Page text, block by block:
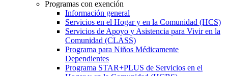
Programas con exención
Información general
Servicios en el Hogar y en la Comunidad (HCS)
Servicios de Apoyo y Asistencia para Vivir en la
Comunidad (CLASS)
Programa para Niños Médicamente
Dependientes
Programa STAR+PLUS de Servicios en el